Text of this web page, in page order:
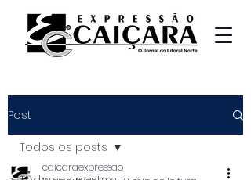
Post
Todos os posts
caicaraexpressao